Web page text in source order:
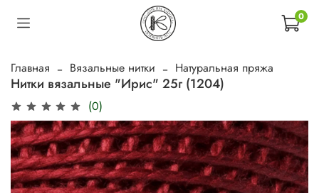
0
Главная Вязальные нитки Натуральная пряжа
Нитки вязальные "Ирис" 25г (1204)
(0)